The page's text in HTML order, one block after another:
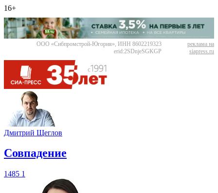
16+
ООО «Сибпромстрой-Югория», ИНН 8602219323
erid:2SDnjeSGKGP
реклама на
siapress.ru
Дмитрий Щеглов
​Совпадение
1485 1